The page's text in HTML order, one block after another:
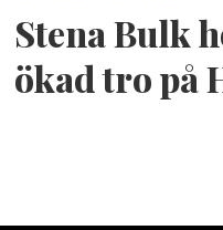
Stena Bulk
ökad tro på